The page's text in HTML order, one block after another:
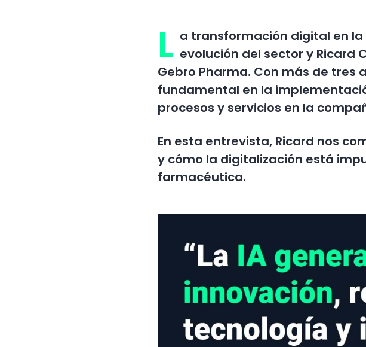
L a transformación digital en
evolución del sector y Ricard
Gebro Pharma. Con más de tres
fundamental en la
procesos y servicios en la
En esta entrevista, Ricard nos
y cómo la digitalización está
farmacéutica.